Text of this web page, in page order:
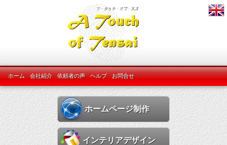
ホーム 会社紹介 依頼者の声 ヘルプ お問合せ
ホームページ制作
インテリアデザイン